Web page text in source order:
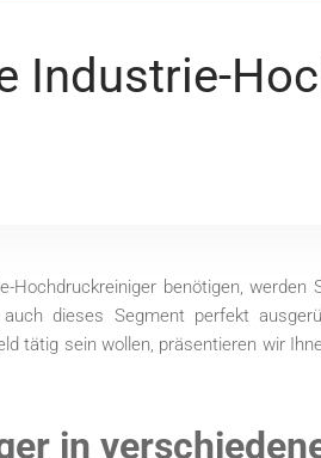
Industrie-
Hochdruckreiniger benötigen,
auch dieses Segment perfekt
tätig sein wollen, präsentieren wir
in